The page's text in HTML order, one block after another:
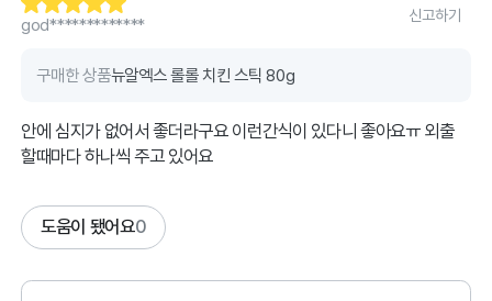
god*************
신고하기
구매한 상품뉴알엑스 롤롤 치킨 스틱 80g
안에 심지가 없어서 좋더라구요 이런간식이 있다니 좋아요ㅠ 외출
할때마다 하나씩 주고 있어요
도움이 됐어요0